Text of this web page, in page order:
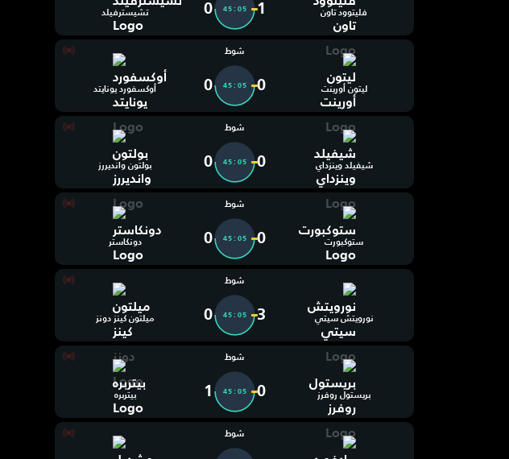
فليتوود تاون 1
45:06
0 تشيسترفيلد
ليتون أورينت
شوط
0
45:06
0 أوكسفورد يونايتد
شيفيلد وينزداي
شوط
0
45:06
0 بولتون وانديررز
ستوكبورت
شوط
0
45:06
0 دونكاستر
نورويتش سيتي
شوط
3
45:06
0 ميلتون كينز دونز
بريستول روفرز
شوط
0
45:06
1 بيتربره
شوط